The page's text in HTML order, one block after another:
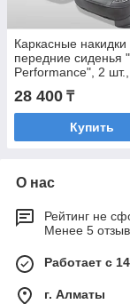
Каркасные накидки
передние сиденья
Performance", 2 шт.,
экокожа черно-
28 400 ₸
Купить
О нас
Рейтинг не
Менее 5
Работает с
г. Алматы